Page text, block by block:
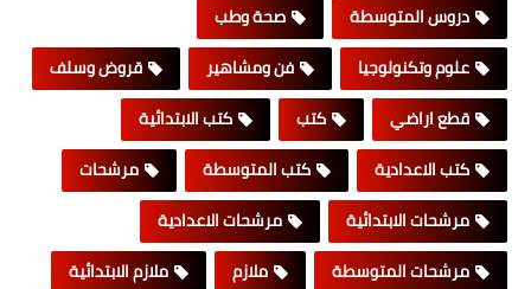
دروس المتوسطة
صحة وطب
علوم وتكنولوجيا
فن ومشاهير
قروض وسلف
قطع اراضي
كتب
كتب الابتدائية
كتب الاعدادية
كتب المتوسطة
مرشحات
مرشحات الابتدائية
مرشحات الاعدادية
مرشحات المتوسطة
ملازم
ملازم الابتدائية